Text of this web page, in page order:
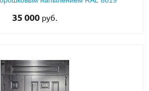
35 000 руб.